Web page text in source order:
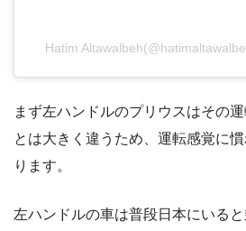
Hatim
まず左ハンドルのプリウスはその
とは大きく違うため、運転感覚に
ります。
左ハンドルの車は普段日本にいる